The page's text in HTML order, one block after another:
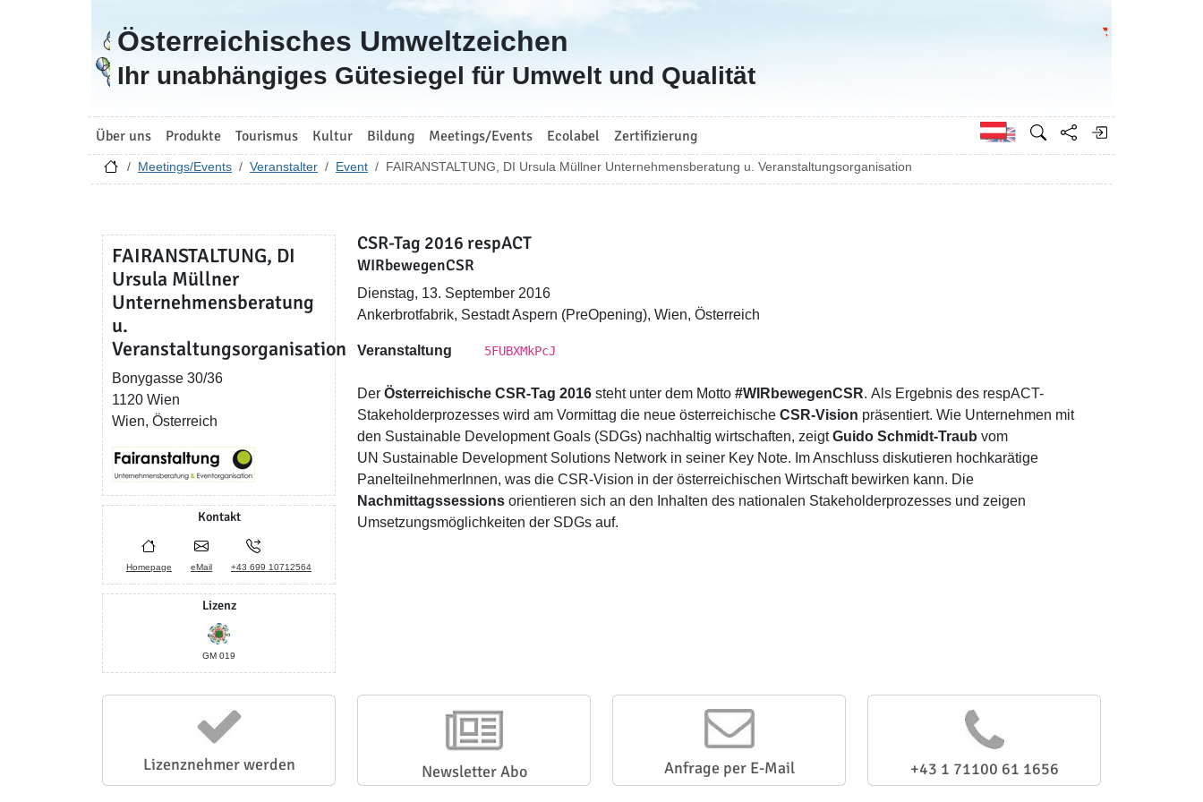
Zur Startseite
Österreichisches Umweltzeichen
Ihr unabhängiges Gütesiegel für Umwelt und Qualität
Über uns Produkte Tourismus Kultur Bildung Meetings/Events Ecolabel Zertifizierung Englisch
Meetings/Events Veranstalter Event FAIRANSTALTUNG, DI Ursula Müllner Unternehmensberatung u. Veranstaltungsorganisation
FAIRANSTALTUNG, DI
Ursula Müllner
Unternehmensberatung
u.
Veranstaltungsorganisation
Bonygasse 30/36
1120 Wien
Wien, Österreich
Kontakt
Homepage eMail +43 699 10712564
Lizenz
GM 019
CSR-Tag 2016 respACT
WIRbewegenCSR
Dienstag, 13. September 2016
Ankerbrotfabrik, Sestadt Aspern (PreOpening), Wien, Österreich
Veranstaltung 5FUBXMkPcJ
Der Österreichische CSR-Tag 2016 steht unter dem Motto #WIRbewegenCSR. Als Ergebnis des respACT-
Stakeholderprozesses wird am Vormittag die neue österreichische CSR-Vision präsentiert. Wie Unternehmen mit
den Sustainable Development Goals (SDGs) nachhaltig wirtschaften, zeigtGuido Schmidt-Traub vom
UN Sustainable Development Solutions Network in seiner Key Note. Im Anschluss diskutieren hochkarätige
PanelteilnehmerInnen, was die CSR-Vision in der österreichischen Wirtschaft bewirken kann. Die
Nachmittagssessions orientieren sich an den Inhalten des nationalen Stakeholderprozesses und zeigen
Umsetzungsmöglichkeiten der SDGs auf.
Lizenznehmer werden Newsletter Abo Anfrage per E-Mail +43 1 71100 61 1656